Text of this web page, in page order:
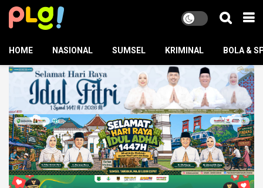
HOME NASIONAL SUMSEL KRIMINAL BOLA &